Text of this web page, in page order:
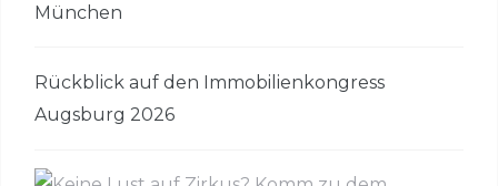
München
Rückblick auf den Immobilienkongress
Augsburg 2026